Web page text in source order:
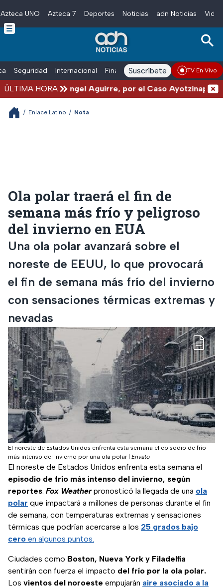
Skip to main content
Azteca UNO Azteca 7 Deportes Noticias adn Noticias
Seguridad Internacional Finanzas adn Noticias Radio
Suscríbete TV En Vivo
ÚLTIMA HORA
Guerrero, Ángel Aguirre, por el Caso Ayotzinapa
/ Enlace Latino / Nota
Ola polar traerá el fin de
semana más frío y peligroso
del invierno en EUA
Una ola polar avanzará sobre el
noreste de EEUU, lo que provocará
el fin de semana más frío del invierno
con sensaciones térmicas extremas y
nevadas
El noreste de Estados Unidos enfrenta esta semana el episodio de frío
más intenso del invierno por una ola polar| Envato
El noreste de Estados Unidos enfrenta esta semana el
episodio de frío más intenso del invierno, según
reportes. Fox Weatherpronosticó la llegada de una ola
polar que impactará a millones de personas durante el fin
de semana, con temperaturas extremas y sensaciones
térmicas que podrían acercarse a los 25 grados bajo
cero en algunos puntos.
Ciudades como Boston, Nueva York y Filadelfia
sentirán con fuerza el impacto del frío por la ola polar.
Los vientos del noroeste empujarán aire asociado a la